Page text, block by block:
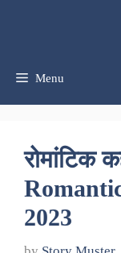
Menu
रोमांटिक
2023